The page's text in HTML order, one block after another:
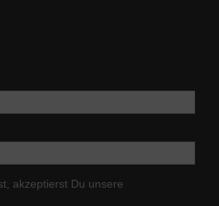
akzeptierst Du unsere